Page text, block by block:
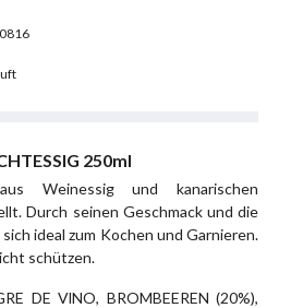
250ml
Weinessig und kanarischen
Durch seinen Geschmack und die
ideal zum Kochen und Garnieren.
schützen.
DE VlNO, BROMBEEREN (20%),